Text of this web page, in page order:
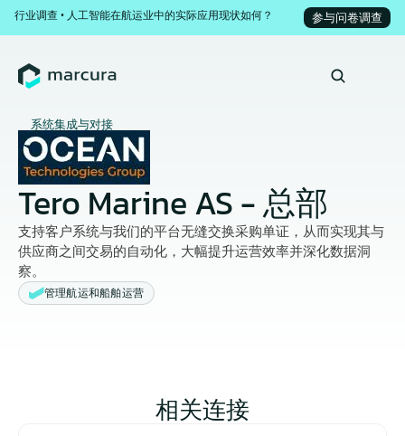
行业调查 • 人工智能在航运业中的实际应用现状如何？ 参与问卷调查
系统集成与对接
管理航运和船舶运营
Tero Marine AS - 总部
支持客户系统与我们的平台无缝交换采购单证，从而实现其与
供应商之间交易的自动化，大幅提升运营效率并深化数据洞
察。
相关连接